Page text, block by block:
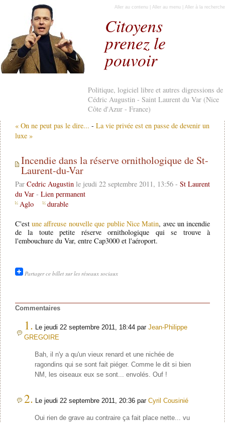
Citoyens
prenez le
pouvoir
Politique, logiciel libre et autres digressions de
Cédric Augustin - Saint Laurent du Var (Nice
Côte d'Azur - France)
Aller au contenu Aller au menu Aller à la recherche
« On ne peut pas le dire... - La vie privée est en passe de devenir un
luxe »
Incendie dans la réserve ornithologique de St-
Laurent-du-Var
Par Cedric Augustinle jeudi 22 septembre 2011, 13:56 - St Laurent
du Var- Lien permanent
Aglo
durable
C'estune affreuse nouvelle que publie Nice Matin, avec un incendie
de la toute petite réserve ornithologique qui se trouve à
l'embouchure du Var, entre Cap3000 et l'aéroport.
Partager ce billet sur les réseaux sociaux
Commentaires
1. Le jeudi 22 septembre 2011, 18:44 par Jean-Philippe
GREGOIRE
Bah, il n'y a qu'un vieux renard et une nichée de
ragondins qui se sont fait piéger. Comme le dit si bien
NM, les oiseaux eux se sont... envolés. Ouf !
2. Le jeudi 22 septembre 2011, 20:36 par Cyril Cousinié
Oui rien de grave au contraire ça fait place nette... vu